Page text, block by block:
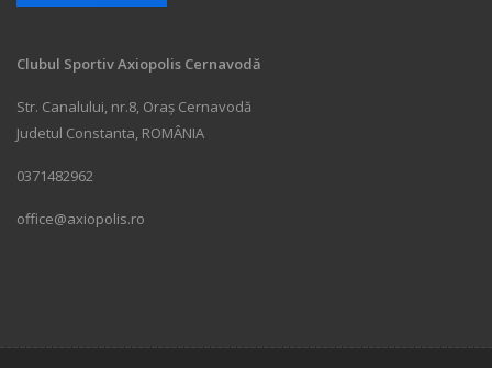
Clubul Sportiv Axiopolis Cernavodă
Str. Canalului, nr.8, Oraș Cernavodă
Judetul Constanta, ROMÂNIA
0371482962
office@axiopolis.ro